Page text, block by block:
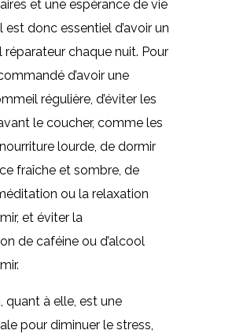
et une espérance de vie
est donc essentiel d’avoir un
chaque nuit. Pour
d’avoir une
régulière, d’éviter les
le coucher, comme les
lourde, de dormir
fraîche et sombre, de
ou la relaxation
et éviter la
de caféine ou d’alcool
quant à elle, est une
pour diminuer le stress,